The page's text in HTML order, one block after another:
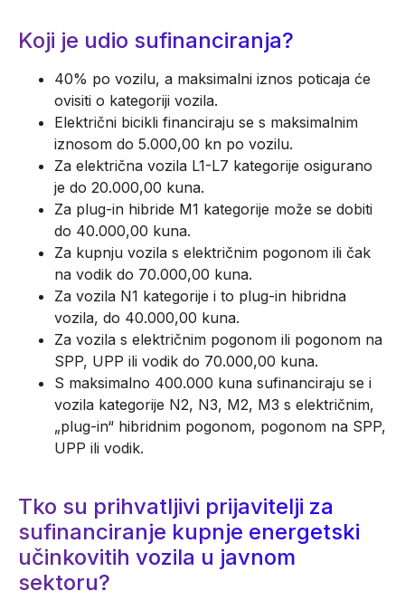
Koji je udio sufinanciranja?
40% po vozilu, a maksimalni iznos poticaja će
ovisiti o kategoriji vozila.
Električni bicikli financiraju se s maksimalnim
iznosom do 5.000,00 kn po vozilu.
Za električna vozila L1-L7 kategorije osigurano
je do 20.000,00 kuna.
Za plug-in hibride M1 kategorije može se dobiti
do 40.000,00 kuna.
Za kupnju vozila s električnim pogonom ili čak
na vodik do 70.000,00 kuna.
Za vozila N1 kategorije i to plug-in hibridna
vozila, do 40.000,00 kuna.
Za vozila s električnim pogonom ili pogonom na
SPP, UPP ili vodik do 70.000,00 kuna.
S maksimalno 400.000 kuna sufinanciraju se i
vozila kategorije N2, N3, M2, M3 s električnim,
„plug-in“ hibridnim pogonom, pogonom na SPP,
UPP ili vodik.
Tko su prihvatljivi prijavitelji za
sufinanciranje kupnje energetski
učinkovitih vozila u javnom
sektoru?